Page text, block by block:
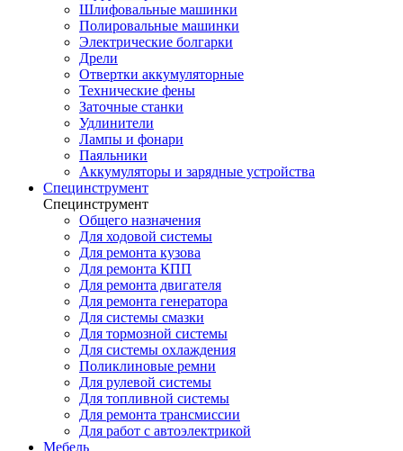
Шлифовальные машинки
Полировальные машинки
Электрические болгарки
Дрели
Отвертки аккумуляторные
Технические фены
Заточные станки
Удлинители
Лампы и фонари
Паяльники
Аккумуляторы и зарядные устройства
Специнструмент
Специнструмент
Общего назначения
Для ходовой системы
Для ремонта кузова
Для ремонта КПП
Для ремонта двигателя
Для ремонта генератора
Для системы смазки
Для тормозной системы
Для системы охлаждения
Поликлиновые ремни
Для рулевой системы
Для топливной системы
Для ремонта трансмиссии
Для работ с автоэлектрикой
Мебель